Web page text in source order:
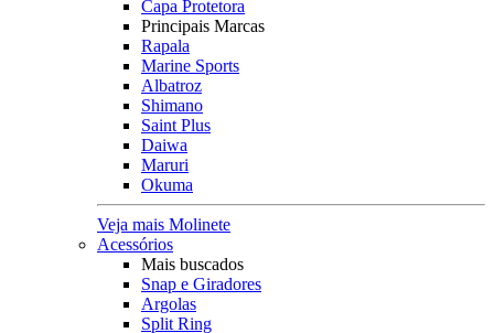
Capa Protetora
Principais Marcas
Rapala
Marine Sports
Albatroz
Shimano
Saint Plus
Daiwa
Maruri
Okuma
Veja mais Molinete
Acessórios
Mais buscados
Snap e Giradores
Argolas
Split Ring